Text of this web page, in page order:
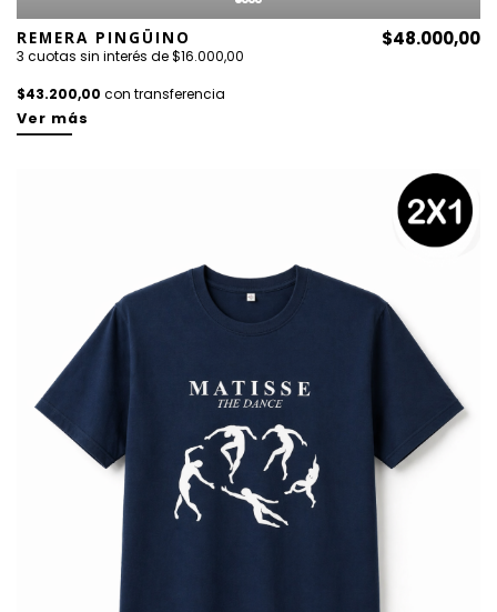
REMERA PINGÜINO
3 cuotas sin interés de $16.000,00
$43.200,00 con transferencia
$48.000,00
Ver más